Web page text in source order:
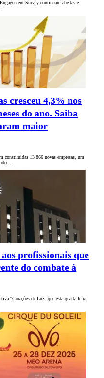
Survey continuam abertas e
cresceu 4,3% nos
do ano. Saiba
maior
constituídas 13 866 novas empresas, um
profissionais que
do combate à
“Corações de Luz” que esta quarta-feira,